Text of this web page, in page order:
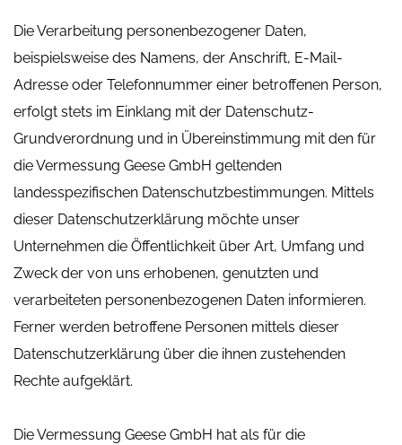
Die Verarbeitung personenbezogener Daten,
beispielsweise des Namens, der Anschrift, E-Mail-
Adresse oder Telefonnummer einer betroffenen Person,
erfolgt stets im Einklang mit der Datenschutz-
Grundverordnung und in Übereinstimmung mit den für
die Vermessung Geese GmbH geltenden
landesspezifischen Datenschutzbestimmungen. Mittels
dieser Datenschutzerklärung möchte unser
Unternehmen die Öffentlichkeit über Art, Umfang und
Zweck der von uns erhobenen, genutzten und
verarbeiteten personenbezogenen Daten informieren.
Ferner werden betroffene Personen mittels dieser
Datenschutzerklärung über die ihnen zustehenden
Rechte aufgeklärt.
Die Vermessung Geese GmbH hat als für die